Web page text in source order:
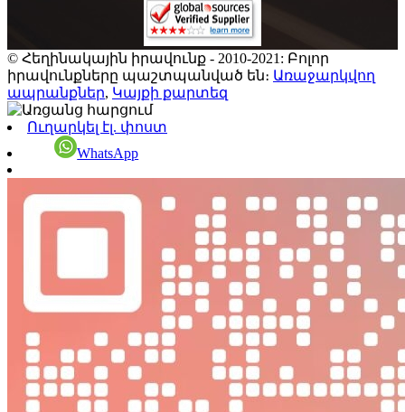
© Հեղինակային իրավունք - 2010-2021: Բոլոր
իրավունքները պաշտպանված են։ Առաջարկվող
ապրանքներ, Կայքի քարտեզ
Ուղարկել էլ. փոստ
WhatsApp